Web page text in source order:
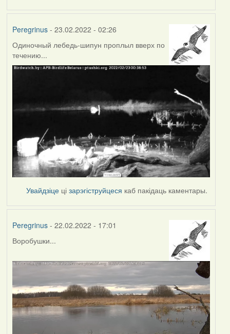
Peregrinus- 23.02.2022 - 02:26
Одиночный лебедь-шипун проплыл вверх по
течению...
Увайдзіце цізарэгіструйцеся каб пакідаць каментары.
Peregrinus- 22.02.2022 - 17:01
Воробушки...